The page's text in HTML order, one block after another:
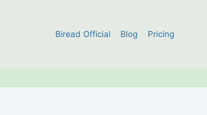
Biread Official Blog Pricing